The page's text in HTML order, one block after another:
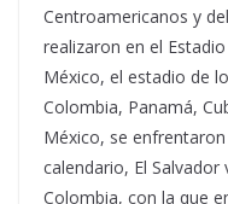
Centroamericanos y
realizaron en el
México, el estadio de
Colombia, Panamá,
México, se
calendario, El
Colombia, con la que